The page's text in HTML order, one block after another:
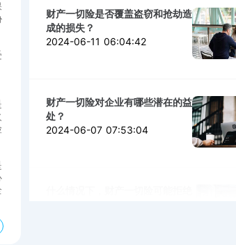
财产一切险是否覆盖盗窃和抢劫造
成的损失？
2024-06-11 06:04:42
财产一切险对企业有哪些潜在的益
处？
2024-06-07 07:53:04